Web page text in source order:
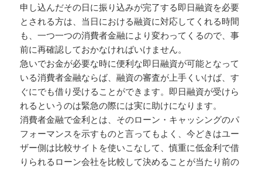
申し込んだその日に振り込みが完了する即日融資を必要
とされる方は、当日における融資に対応してくれる時間
も、一つ一つの消費者金融により変わってくるので、事
前に再確認しておかなければいけません。
急いでお金が必要な時に便利な即日融資が可能となって
いる消費者金融ならば、融資の審査が上手くいけば、す
ぐにでも借り受けることができます。即日融資が受けら
れるというのは緊急の際には実に助けになります。
消費者金融で金利とは、そのローン・キャッシングのパ
フォーマンスを示すものと言ってもよく、今どきはユー
ザー側は比較サイトを使いこなして、慎重に低金利で借
りられるローン会社を比較して決めることが当たり前の